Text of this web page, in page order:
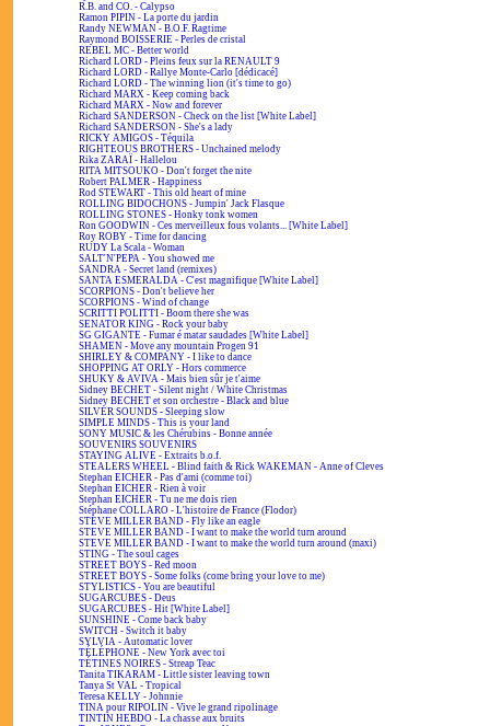
R.B. and CO. - Calypso
Ramon PIPIN - La porte du jardin
Randy NEWMAN - B.O.F. Ragtime
Raymond BOISSERIE - Perles de cristal
REBEL MC - Better world
Richard LORD - Pleins feux sur la RENAULT 9
Richard LORD - Rallye Monte-Carlo [dédicacé]
Richard LORD - The winning lion (it's time to go)
Richard MARX - Keep coming back
Richard MARX - Now and forever
Richard SANDERSON - Check on the list [White Label]
Richard SANDERSON - She's a lady
RICKY AMIGOS - Téquila
RIGHTEOUS BROTHERS - Unchained melody
Rika ZARAÏ - Hallelou
RITA MITSOUKO - Don't forget the nite
Robert PALMER - Happiness
Rod STEWART - This old heart of mine
ROLLING BIDOCHONS - Jumpin' Jack Flasque
ROLLING STONES - Honky tonk women
Ron GOODWIN - Ces merveilleux fous volants... [White Label]
Roy ROBY - Time for dancing
RUDY La Scala - Woman
SALT'N'PEPA - You showed me
SANDRA - Secret land (remixes)
SANTA ESMERALDA - C'est magnifique [White Label]
SCORPIONS - Don't believe her
SCORPIONS - Wind of change
SCRITTI POLITTI - Boom there she was
SENATOR KING - Rock your baby
SG GIGANTE - Fumar é matar saudades [White Label]
SHAMEN - Move any mountain Progen 91
SHIRLEY & COMPANY - I like to dance
SHOPPING AT ORLY - Hors commerce
SHUKY & AVIVA - Mais bien sûr je t'aime
Sidney BECHET - Silent night / White Christmas
Sidney BECHET et son orchestre - Black and blue
SILVER SOUNDS - Sleeping slow
SIMPLE MINDS - This is your land
SONY MUSIC & les Chérubins - Bonne année
SOUVENIRS SOUVENIRS
STAYING ALIVE - Extraits b.o.f.
STEALERS WHEEL - Blind faith & Rick WAKEMAN - Anne of Cleves
Stephan EICHER - Pas d'ami (comme toi)
Stephan EICHER - Rien à voir
Stephan EICHER - Tu ne me dois rien
Stéphane COLLARO - L'histoire de France (Flodor)
STEVE MILLER BAND - Fly like an eagle
STEVE MILLER BAND - I want to make the world turn around
STEVE MILLER BAND - I want to make the world turn around (maxi)
STING - The soul cages
STREET BOYS - Red moon
STREET BOYS - Some folks (come bring your love to me)
STYLISTICS - You are beautiful
SUGARCUBES - Deus
SUGARCUBES - Hit [White Label]
SUNSHINE - Come back baby
SWITCH - Switch it baby
SYLVIA - Automatic lover
TÉLÉPHONE - New York avec toi
TÉTINES NOIRES - Streap Teac
Tanita TIKARAM - Little sister leaving town
Tanya St VAL - Tropical
Teresa KELLY - Johnnie
TINA pour RIPOLIN - Vive le grand ripolinage
TINTIN HEBDO - La chasse aux bruits